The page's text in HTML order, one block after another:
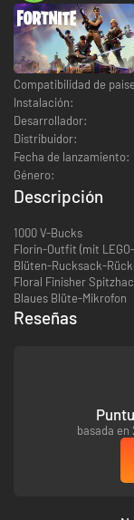
Compatibilidad de
Instalación:
Desarrollador:
Distribuidor:
Fecha de lanzamiento:
Género:
Descripción
1000 V-Bucks
Florin-Outfit (mit
Blüten-Rucksack-
Floral Finisher
Blaues Blüte-Mikrofon
Reseñas
basada en